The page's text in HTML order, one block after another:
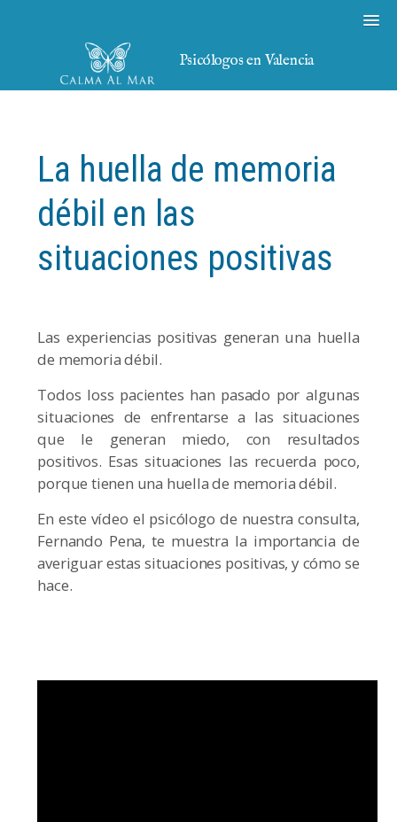
Psicólogos en Valencia
La huella de memoria
débil en las
situaciones positivas
Las experiencias positivas generan una huella
de memoria débil.
Todos loss pacientes han pasado por algunas
situaciones de enfrentarse a las situaciones
que le generan miedo, con resultados
positivos. Esas situaciones las recuerda poco,
porque tienen una huella de memoria débil.
En este vídeo el psicólogo de nuestra consulta,
Fernando Pena, te muestra la importancia de
averiguar estas situaciones positivas, y cómo se
hace.